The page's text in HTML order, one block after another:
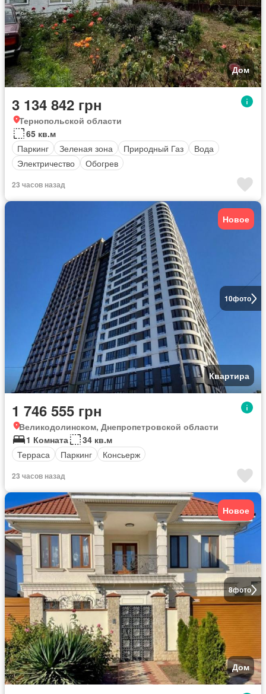
Дом
3 134 842 грн
Тернопольской области
65 кв.м
Паркинг
Зеленая зона Природный Газ
Вода
Электричество
Обогрев
23 часов назад
10фото
Новое
Квартира
1 746 555 грн
Великодолинском, Днепропетровской области
1 Комната
34 кв.м
Терраса
Паркинг Консьерж
23 часов назад
8фото
Новое
Дом